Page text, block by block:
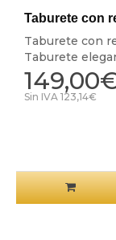
Taburete con
Taburete con
Taburete
Sin IVA 123,14€